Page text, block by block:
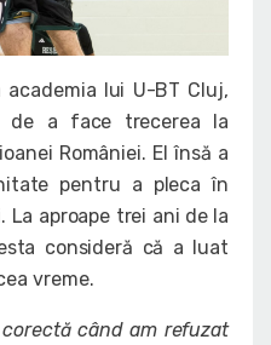
lui U-BT Cluj,
de a face trecerea la
României. El însă a
pentru a pleca în
La aproape trei ani de la
consideră că a luat
vreme.
când am refuzat